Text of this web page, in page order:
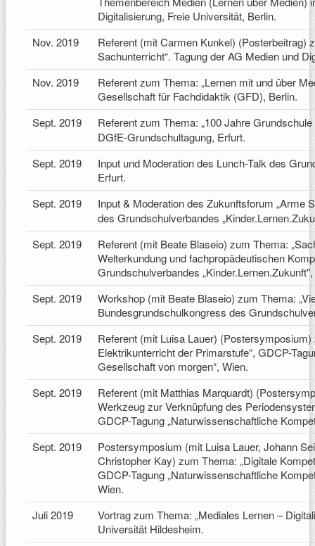
Digitalisierung, Freie Universität, Berlin.
Nov. 2019
Referent (mit Carmen Kunkel) (Posterbeitrag)
Sachunterricht“. Tagung der AG Medien und
Nov. 2019
Referent zum Thema: „Lernen mit und über
Gesellschaft für Fachdidaktik (GFD), Berlin.
Sept. 2019
Referent zum Thema: „100 Jahre Grundschule
DGfE-Grundschultagung, Erfurt.
Sept. 2019
Input und Moderation des Lunch-Talk des
Erfurt.
Sept. 2019
Input & Moderation des Zukunftsforum „Arme
des Grundschulverbandes
Sept. 2019
Referent (mit Beate Blaseio) zum Thema:
Welterkundung und fachpropädeutischen
Grundschulverbandes
Sept. 2019
Workshop (mit Beate Blaseio) zum Thema:
Bundesgrundschulkongress des
Sept. 2019
Referent (mit Luisa Lauer)
Elektrikunterricht der Primarstufe“, GDCP-
Gesellschaft von morgen“, Wien.
Sept. 2019
Referent (mit Matthias Marquardt)
Werkzeug zur Verknüpfung des
GDCP-Tagung „Naturwissenschaftliche
Sept. 2019
Postersymposium (mit Luisa Lauer, Johann
Christopher Kay) zum Thema: „Digitale
GDCP-Tagung „Naturwissenschaftliche
Wien.
Juli 2019
Vortrag zum Thema: „Mediales Lernen –
Universität Hildesheim.